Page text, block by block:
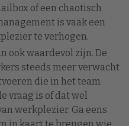
of een chaotisch
is vaak een
te verhogen.
ook waardevol zijn. De
steeds meer verwacht
die in het team
vraag is of dat wel
werkplezier. Ga eens